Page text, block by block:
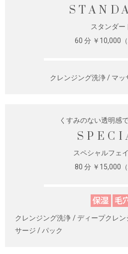
スタンダー
60 分 ￥10,000（
クレンジング洗浄 / マッ
くすみのない透明感
スペシャルフェ
80 分 ￥15,000（
クレンジング洗浄 / ディープクレ
サージ / パック